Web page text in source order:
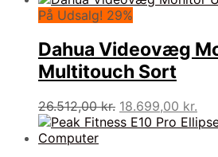
På Udsalg! 29%
Dahua Videovæg
Multitouch Sort
26.512,00kr. Den
oprindelige
18.699,00 kr.